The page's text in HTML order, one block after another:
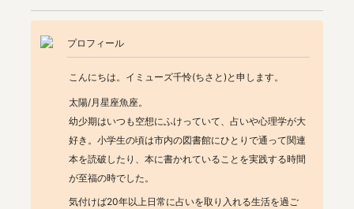
プロフィール
こんにちは。イミューズ千怜(ちさと)と申します。
太陽/月星座魚座。
幼少期はいつも空想にふけっていて、占いや心理学が大
好き。小学生の頃は市内の図書館にひとりで通って関連
本を読破したり、本に書かれていることを実践する時間
が至福の時でした。
気付けば20年以上日常に占いを取り入れる生活を過ご